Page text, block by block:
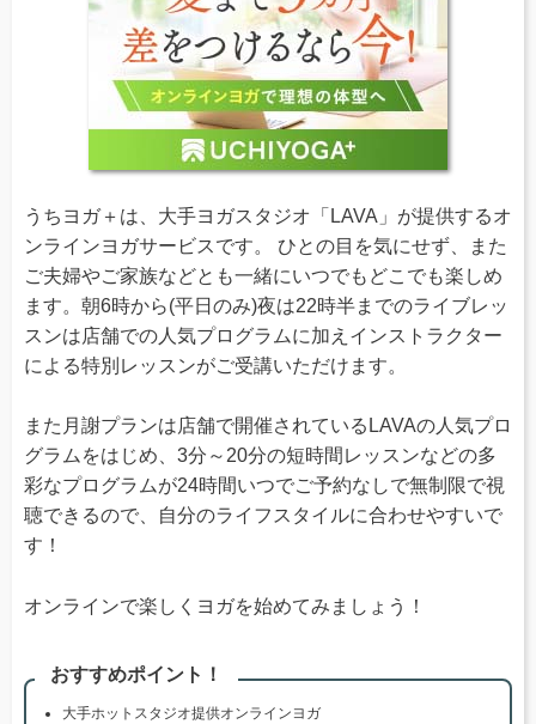
うちヨガ＋は、大手ヨガスタジオ「LAVA」が提供するオ
ンラインヨガサービスです。 ひとの目を気にせず、また
ご夫婦やご家族などとも一緒にいつでもどこでも楽しめ
ます。朝6時から(平日のみ)夜は22時半までのライブレッ
スンは店舗での人気プログラムに加えインストラクター
による特別レッスンがご受講いただけます。
また月謝プランは店舗で開催されているLAVAの人気プロ
グラムをはじめ、3分～20分の短時間レッスンなどの多
彩なプログラムが24時間いつでご予約なしで無制限で視
聴できるので、自分のライフスタイルに合わせやすいで
す！
オンラインで楽しくヨガを始めてみましょう！
おすすめポイント！
大手ホットスタジオ提供オンラインヨガ